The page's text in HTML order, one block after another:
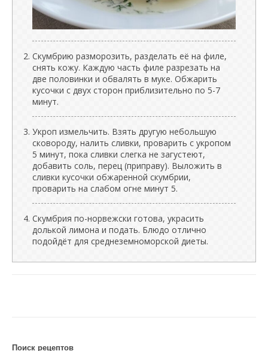
Скумбрию разморозить, разделать её на филе,
снять кожу. Каждую часть филе разрезать на
две половинки и обвалять в муке. Обжарить
кусочки с двух сторон приблизительно по 5-7
минут.
Укроп измельчить. Взять другую небольшую
сковороду, налить сливки, проварить с укропом
5 минут, пока сливки слегка не загустеют,
добавить соль, перец (приправу). Выложить в
сливки кусочки обжаренной скумбрии,
проварить на слабом огне минут 5.
Скумбрия по-норвежски готова, украсить
долькой лимона и подать. Блюдо отлично
подойдёт для среднеземноморской диеты.
Поиск рецептов